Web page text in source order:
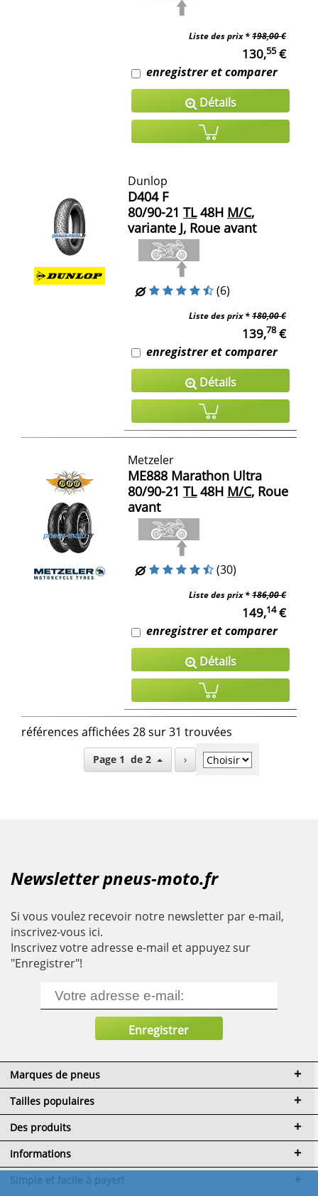
Liste des prix *198,00 €
130,55€
enregistrer et comparer
Détails
Dunlop
D404 F
80/90-21 TL48H M/C,
variante J, Roue avant
(6)
Liste des prix *180,00 €
139,78€
enregistrer et comparer
Détails
Metzeler
ME888 Marathon Ultra
80/90-21 TL48H M/C, Roue
avant
(30)
Liste des prix *186,00 €
149,14€
enregistrer et comparer
Détails
références affichées 28 sur 31 trouvées
Page 1 de 2 ›
Newsletter pneus-moto.fr
Si vous voulez recevoir notre newsletter par e-mail,
inscrivez-vous ici.
Inscrivez votre adresse e-mail et appuyez sur
"Enregistrer"!
Marques de pneus
Tailles populaires
Des produits
Informations